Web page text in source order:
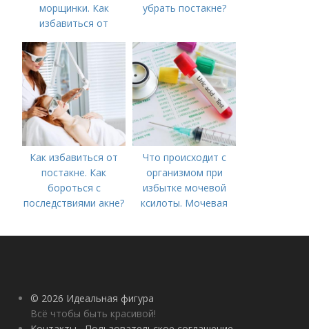
морщинки. Как
избавиться от
косметологические
процедуры
убрать постакне?
Как избавиться от
постакне. Как
бороться с
последствиями акне?
Что происходит с
организмом при
избытке мочевой
ксилоты. Мочевая
норма и отклонения
© 2026 Идеальная фигура
Всё чтобы быть красивой!